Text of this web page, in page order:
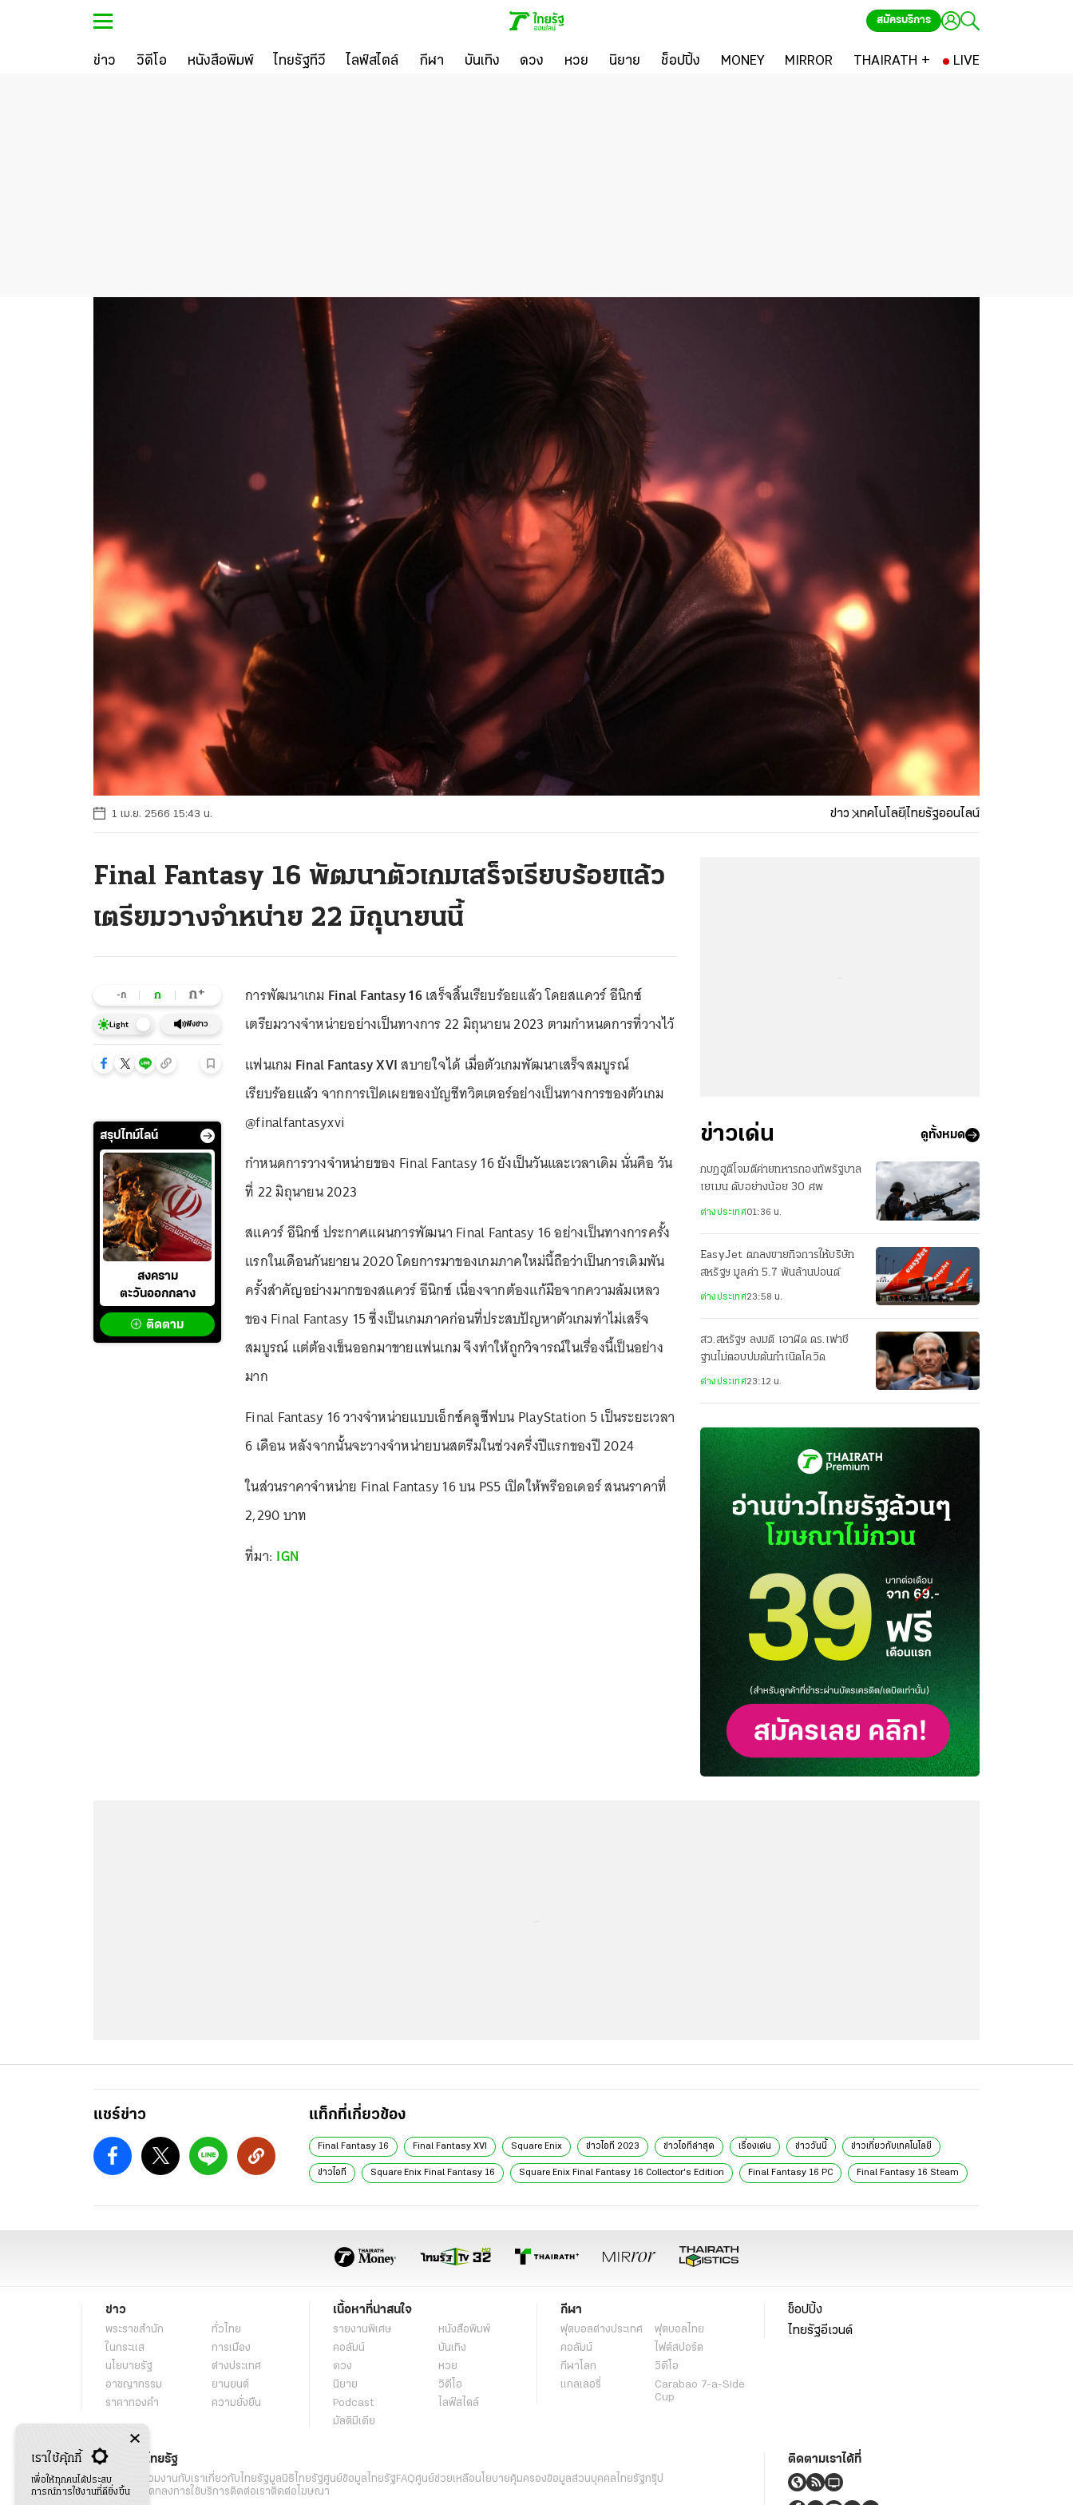
สมัครบริการ
ข่าว วิดีโอ หนังสือพิมพ์ ไทยรัฐทีวี ไลฟ์สไตล์ กีฬา บันเทิง ดวง หวย นิยาย ช็อปปิ้ง MONEY MIRROR THAIRATH + LIVE
1 เม.ย. 2566 15:43 น. ข่าว เทคโนโลยีไทยรัฐออนไลน์
Final Fantasy 16 พัฒนาตัวเกมเสร็จเรียบร้อยแล้ว
เตรียมวางจำหน่าย 22 มิถุนายนนี้
-ก ก ก+
Light ฟังข่าว
สรุปไทม์ไลน์
สงคราม
ตะวันออกกลาง
ติดตาม
การพัฒนาเกม Final Fantasy 16เสร็จสิ้นเรียบร้อยแล้ว โดยสแควร์ อีนิกซ์
เตรียมวางจำหน่ายอย่างเป็นทางการ 22 มิถุนายน 2023 ตามกำหนดการที่วางไว้
แฟนเกม Final Fantasy XVIสบายใจได้ เมื่อตัวเกมพัฒนาเสร็จสมบูรณ์
เรียบร้อยแล้ว จากการเปิดเผยของบัญชีทวิตเตอร์อย่างเป็นทางการของตัวเกม
@finalfantasyxvi
กำหนดการวางจำหน่ายของ Final Fantasy 16 ยังเป็นวันและเวลาเดิม นั่นคือ วัน
ที่ 22 มิถุนายน 2023
สแควร์ อีนิกซ์ ประกาศแผนการพัฒนา Final Fantasy 16 อย่างเป็นทางการครั้ง
แรกในเดือนกันยายน 2020 โดยการมาของเกมภาคใหม่นี้ถือว่าเป็นการเดิมพัน
ครั้งสำคัญอย่างมากของสแควร์ อีนิกซ์ เนื่องจากต้องแก้มือจากความล้มเหลว
ของ Final Fantasy 15 ซึ่งเป็นเกมภาคก่อนที่ประสบปัญหาตัวเกมทำไม่เสร็จ
สมบูรณ์ แต่ต้องเข็นออกมาขายแฟนเกม จึงทำให้ถูกวิจารณ์ในเรื่องนี้เป็นอย่าง
มาก
Final Fantasy 16 วางจำหน่ายแบบเอ็กซ์คลูซีฟบน PlayStation 5 เป็นระยะเวลา
6 เดือน หลังจากนั้นจะวางจำหน่ายบนสตรีมในช่วงครึ่งปีแรกของปี 2024
ในส่วนราคาจำหน่าย Final Fantasy 16 บน PS5 เปิดให้พรีออเดอร์ สนนราคาที่
2,290 บาท
ที่มา: IGN
ข่าวเด่น ดูทั้งหมด
กบฏฮูตีโจมตีค่ายทหารกองทัพรัฐบาล
เยเมน ดับอย่างน้อย 30 ศพ
ต่างประเทศ01:36 น.
EasyJet ตกลงขายกิจการให้บริษัท
สหรัฐฯ มูลค่า 5.7 พันล้านปอนด์
ต่างประเทศ23:58 น.
สว.สหรัฐฯ ลงมติ เอาผิด ดร.เฟาชี
ฐานไม่ตอบปมต้นกำเนิดโควิด
ต่างประเทศ23:12 น.
ข่าวที่เกี่ยวข้อง
Sony เผยยอดขาย PlayStation 5 ทะลุ 40 ล้านเครื่อง
Mojang Studios ยืนยันไม่สนับสนุนเทคโนโลยี NFT ในเกม Minecraft
สรุปงาน Final Fantasy 30th Anniversary มีอัพเดตรูปใหม่ FF VII Remake ด้วย
แชร์ข่าว แท็กที่เกี่ยวข้อง
Final Fantasy 16 Final Fantasy XVI ข่าวไอที 2023 ข่าวไอทีล่าสุด
ข่าวไอที Square Enix Final Fantasy 16 Square Enix Final Fantasy 16 Collector's Edition
เราใช้คุ้กกี้
เพื่อให้ทุกคนได้ประสบ
การณ์การใช้งานที่ดียิ่งขึ้น